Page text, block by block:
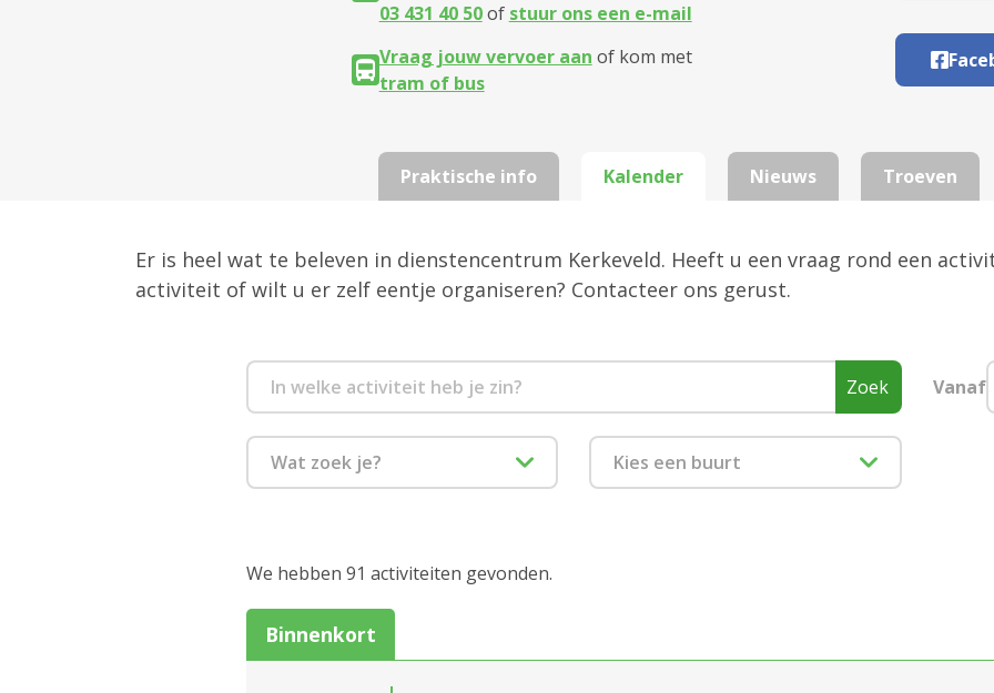
03 431 40 50of stuur ons een e-mail
Vraag jouw vervoer aan of kom met
tram of bus
Praktische info Kalender
Er is heel wat te beleven in dienstencentrum Kerkeveld. Heeft u een vraag rond een
activiteit of wilt u er zelf eentje organiseren? Contacteer ons gerust.
Zoek Vanaf
Wat zoek je?
Eropuit
Feest en dans
Kies een buurt
2020 Antwerpen
We hebben 91 activiteiten gevonden.
Binnenkort
Nieuws Troeven